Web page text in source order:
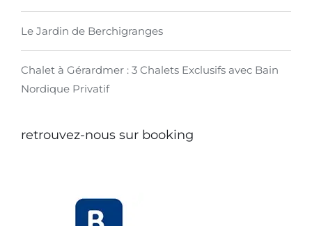
Le Jardin de Berchigranges
Chalet à Gérardmer : 3 Chalets Exclusifs avec Bain
Nordique Privatif
retrouvez-nous sur booking